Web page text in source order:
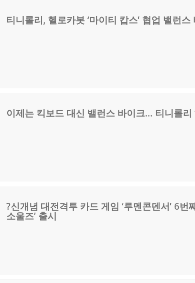
티니롤리, 헬로카봇 ‘마이티 캅스’ 협업 밸런스
이제는 킥보드 대신 밸런스 바이크… 티니롤리
?신개념 대전격투 카드 게임 ‘루멘콘덴서’ 6번
소울즈’ 출시